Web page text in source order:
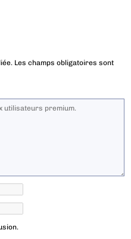
Les champs obligatoires sont